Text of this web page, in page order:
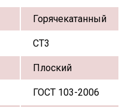
Горячекатанный
СТ3
Плоский
ГОСТ 103-2006